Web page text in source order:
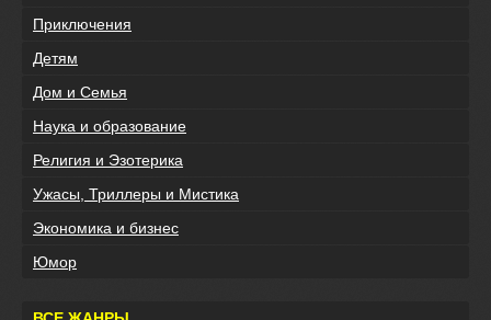
Приключения
Детям
Дом и Семья
Наука и образование
Религия и Эзотерика
Ужасы, Триллеры и Мистика
Экономика и бизнес
Юмор